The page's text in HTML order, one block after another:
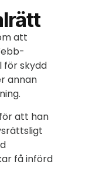
att
för skydd
annan
att han
få införd